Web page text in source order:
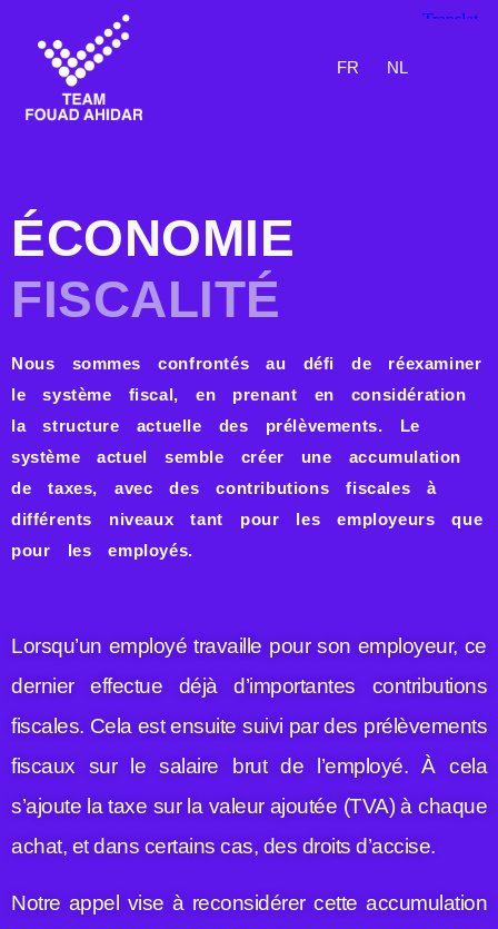
FR NL
ÉCONOMIE
ÉCONOMIE
FISCALITÉ
Nous sommes confrontés au défi de réexaminer
le système fiscal, en prenant en considération
la structure actuelle des prélèvements. Le
système actuel semble créer une accumulation
de taxes, avec des contributions fiscales à
différents niveaux tant pour les employeurs que
pour les employés.
Lorsqu’un employé travaille pour son employeur, ce
dernier effectue déjà d’importantes contributions
fiscales. Cela est ensuite suivi par des prélèvements
fiscaux sur le salaire brut de l’employé. À cela
s’ajoute la taxe sur la valeur ajoutée (TVA) à chaque
achat, et dans certains cas, des droits d’accise.
Notre appel vise à reconsidérer cette accumulation